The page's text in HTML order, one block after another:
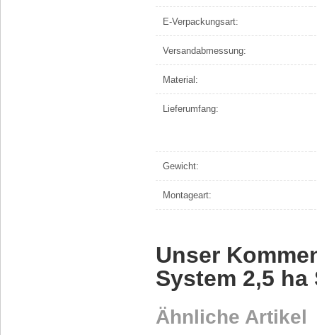
E-Verpackungsart:
Versandabmessung:
Material:
Lieferumfang:
Gewicht:
Montageart:
Unser
System 2,5 ha
Ähnliche Artikel